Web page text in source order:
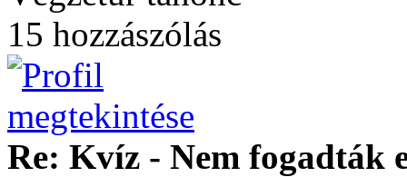
15 hozzászólás
Re: Kvíz - Nem fogadták